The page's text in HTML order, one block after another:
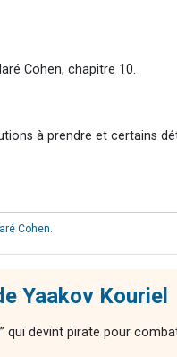
Cohen, chapitre 10.
à prendre et certains
Cohen
Yaakov Kouriel
qui devint pirate pour